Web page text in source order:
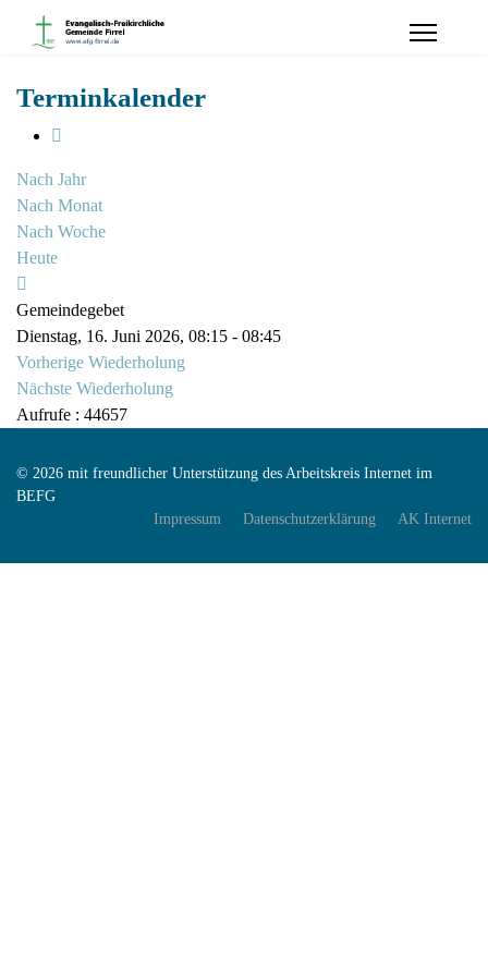
Terminkalender
Nach Jahr
Nach Monat
Nach Woche
Heute
Gemeindegebet
Dienstag, 16. Juni 2026, 08:15 - 08:45
Vorherige Wiederholung
Nächste Wiederholung
Aufrufe : 44657
© 2026 mit freundlicher Unterstützung des Arbeitskreis Internet im
BEFG
Impressum
Datenschutzerklärung AK Internet